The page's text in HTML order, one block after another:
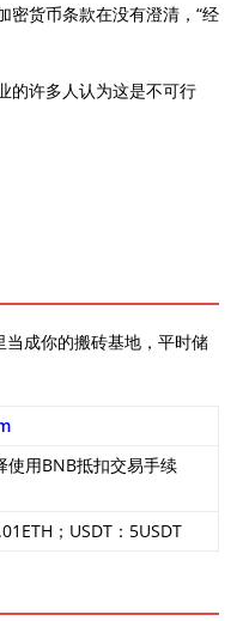
密货币条款在没有澄清，“经
的许多人认为这是不可行
成你的搬砖基地，平时储
使用BNB抵扣交易手续
；USDT：5USDT